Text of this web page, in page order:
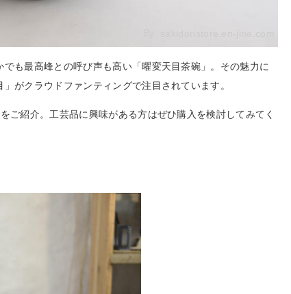
も最高峰との呼び声も高い「曜変天目茶碗」。その魅力に
がクラウドファンティングで注目されています。
ご紹介。工芸品に興味がある方はぜひ購入を検討してみてく